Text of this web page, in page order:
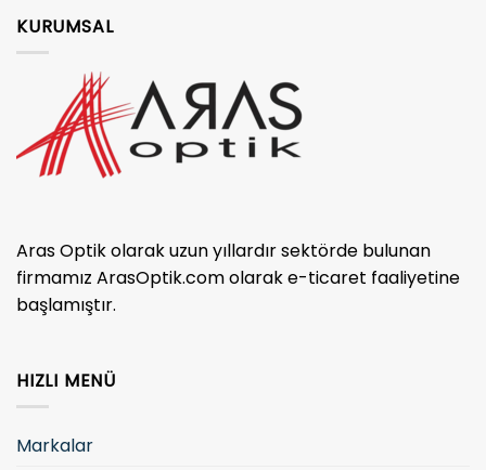
KURUMSAL
Aras Optik olarak uzun yıllardır sektörde bulunan
firmamız ArasOptik.com olarak e-ticaret faaliyetine
başlamıştır.
HIZLI MENÜ
Markalar